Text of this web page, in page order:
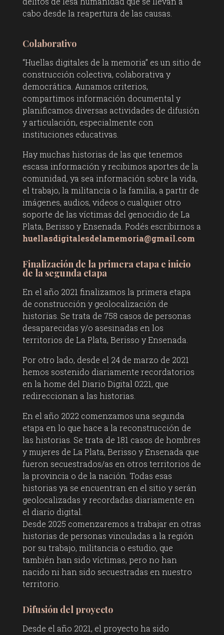
cabo desde la reapertura de las causas.
Colaborativo
“Huellas digitales de la memoria” es un sitio de
construcción colectiva, colaborativa y
democrática. Aunamos criterios,
compartimos información documental y
planificamos diversas actividades de difusión
y articulación, especialmente con
instituciones educativas.
Hay muchas historias de las que tenemos
escasa información y recibimos aportes de la
comunidad, ya sea información sobre la vida,
el trabajo, la militancia o la familia, a partir de
imágenes, audios, videos o cualquier otro
soporte de las víctimas del genocidio de La
Plata, Berisso y Ensenada. Podés escribirnos a
huellasdigitalesdelamemoria@gmail.com
Finalización de la primera etapa e inicio
de la segunda etapa
En el año 2021 finalizamos la primera etapa
de construcción y geolocalización de
historias. Se trata de 758 casos de personas
desaparecidas y/o asesinadas en los
territorios de La Plata, Berisso y Ensenada.
Por otro lado, desde el 24 de marzo de 2021
hemos sostenido diariamente recordatorios
en la home del Diario Digital 0221, que
redireccionan a las historias.
En el año 2022 comenzamos una segunda
etapa en lo que hace a la reconstrucción de
las historias. Se trata de 181 casos de hombres
y mujeres de La Plata, Berisso y Ensenada que
fueron secuestrados/as en otros territorios de
la provincia o de la nación. Todas esas
historias ya se encuentran en el sitio y serán
geolocalizadas y recordadas diariamente en
el diario digital.
Desde 2025 comenzaremos a trabajar en otras
historias de personas vinculadas a la región
por su trabajo, militancia o estudio, que
también han sido víctimas, pero no han
nacido ni han sido secuestradas en nuestro
territorio.
Difusión del proyecto
Desde el año 2021, el proyecto ha sido